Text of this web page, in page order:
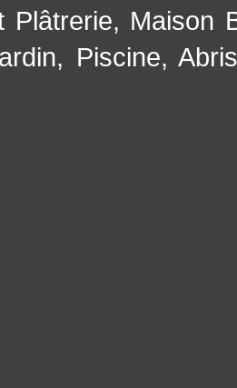
Plâtrerie, Maison
, Piscine,